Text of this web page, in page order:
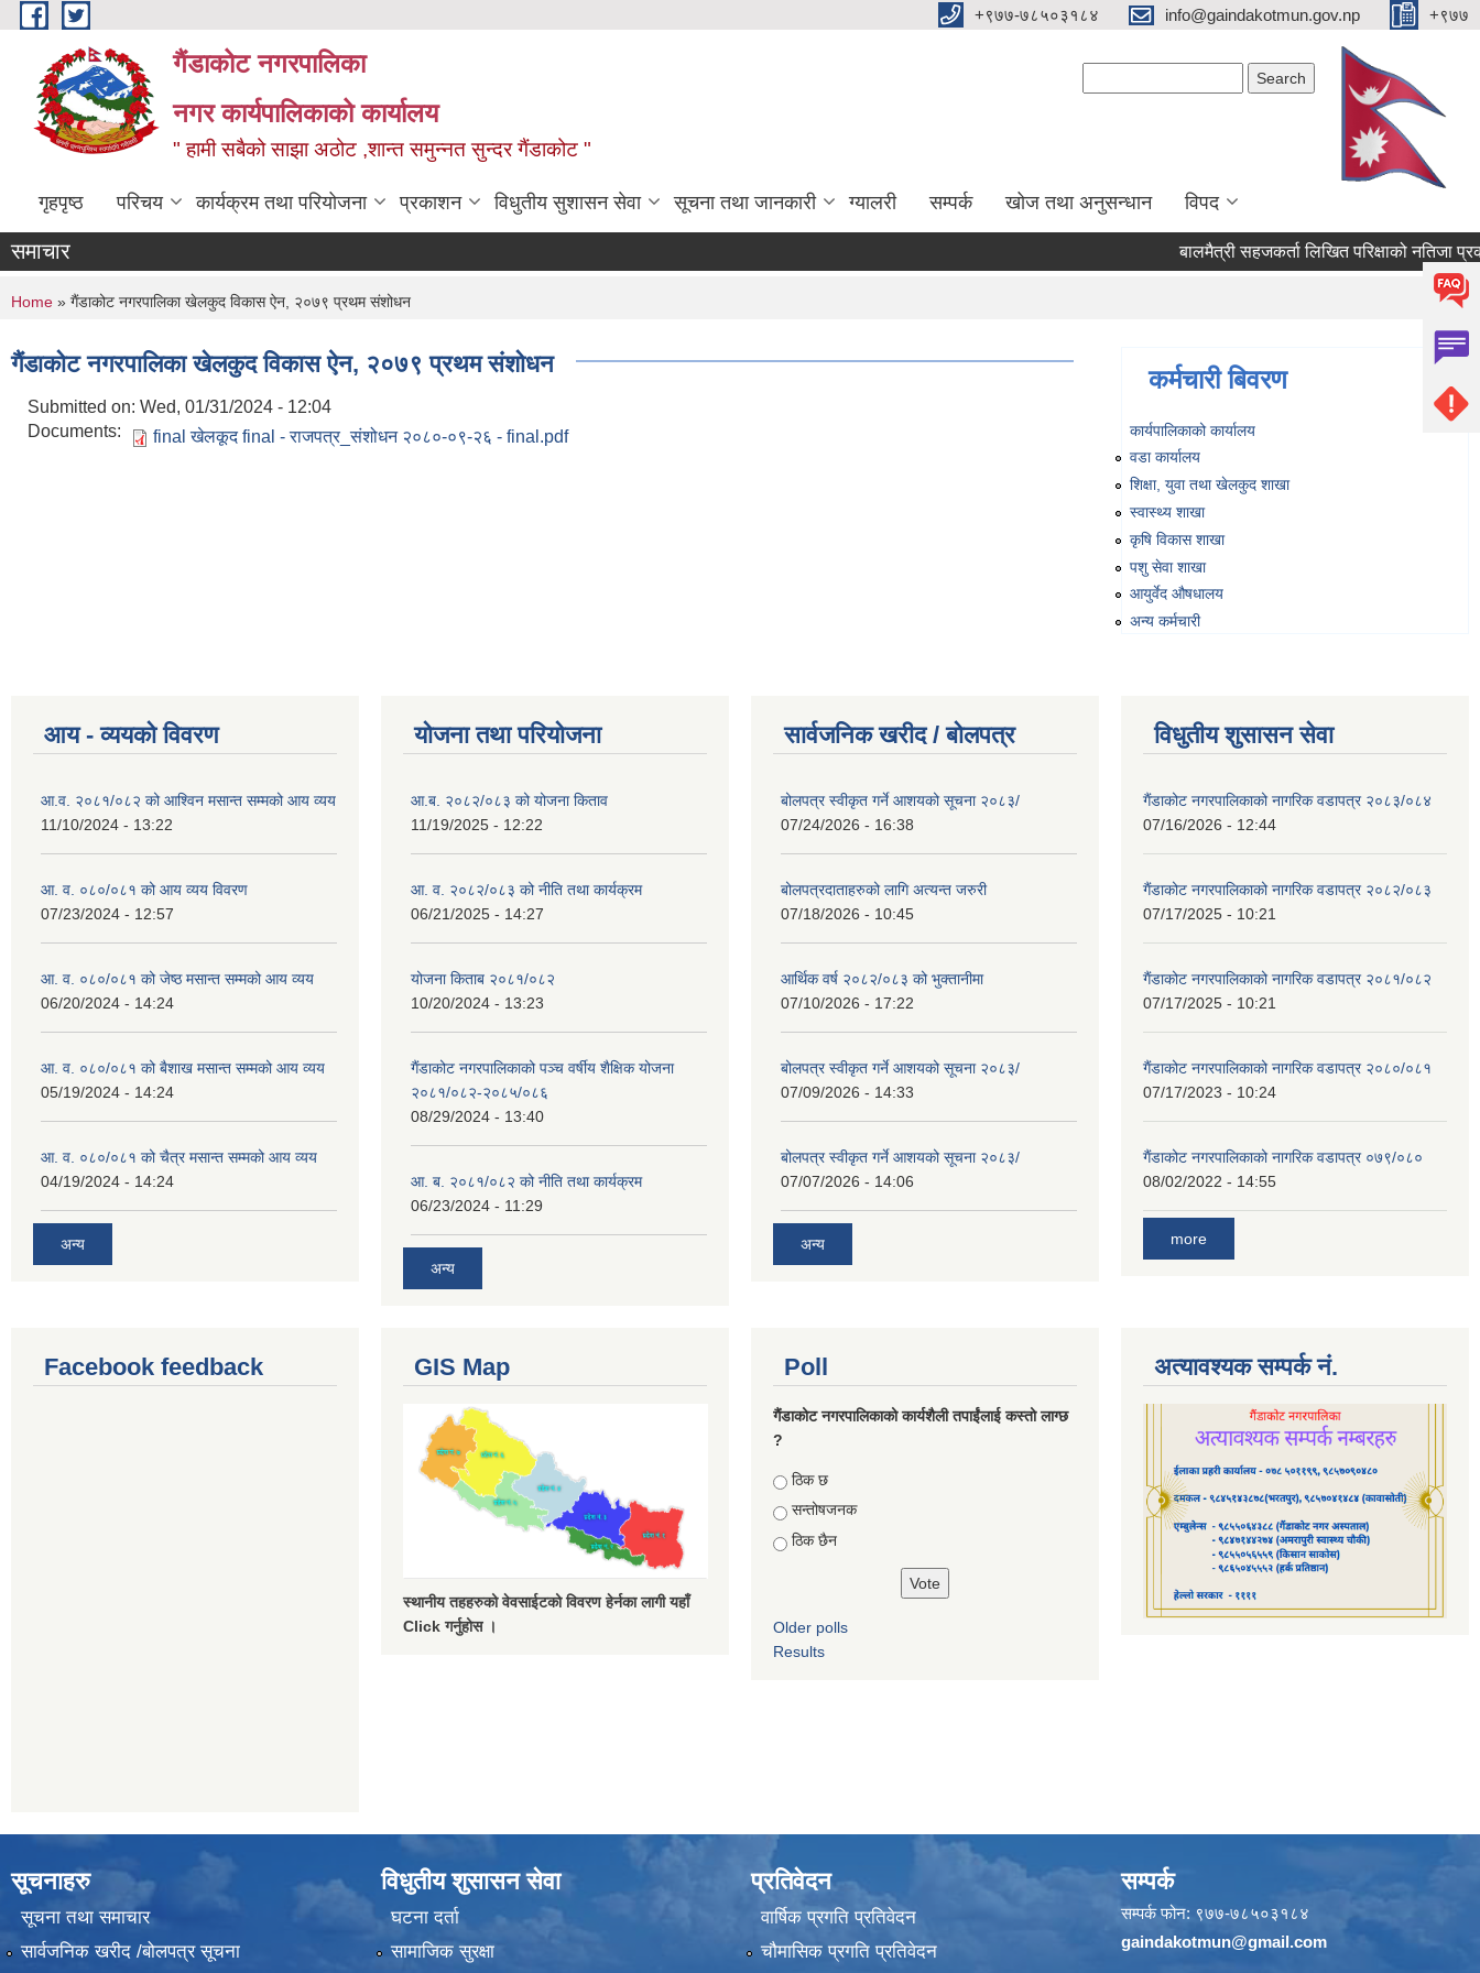
Skip to main content +९७७-७८५०३१८४ info@gaindakotmun.gov.np +९७७
गैंडाकोट नगरपालिका
नगर कार्यपालिकाको कार्यालय
" हामी सबैको साझा अठोट ,शान्त समुन्नत सुन्दर गैंडाकोट "
गृहपृष्ठ परिचय कार्यक्रम तथा परियोजना प्रकाशन विधुतीय सुशासन सेवा सूचना तथा जानकारी ग्यालरी सम्पर्क खोज तथा अनुसन्धान विपद
समाचार बालमैत्री सहजकर्ता लिखित परिक्षाको नतिजा
You are here
Home » गैंडाकोट नगरपालिका खेलकुद विकास ऐन, २०७९ प्रथम संशोधन
गैंडाकोट नगरपालिका खेलकुद विकास ऐन, २०७९ प्रथम संशोधन
Submitted on: Wed, 01/31/2024 - 12:04
Documents:
final खेलकूद final - राजपत्र_संशोधन २०८०-०९-२६ - final.pdf
कर्मचारी बिवरण
कार्यपालिकाको कार्यालय
वडा कार्यालय
शिक्षा, युवा तथा खेलकुद शाखा
स्वास्थ्य शाखा
कृषि विकास शाखा
पशु सेवा शाखा
आयुर्वेद औषधालय
अन्य कर्मचारी
आय - व्ययको विवरण
आ.व. २०८१/०८२ को आश्विन मसान्त सम्मको आय व्यय
11/10/2024 - 13:22
आ. व. ०८०/०८१ को आय व्यय विवरण
07/23/2024 - 12:57
आ. व. ०८०/०८१ को जेष्ठ मसान्त सम्मको आय व्यय
06/20/2024 - 14:24
आ. व. ०८०/०८१ को बैशाख मसान्त सम्मको आय व्यय
05/19/2024 - 14:24
आ. व. ०८०/०८१ को चैत्र मसान्त सम्मको आय व्यय
04/19/2024 - 14:24
अन्य
योजना तथा परियोजना
आ.ब. २०८२/०८३ को योजना किताव
11/19/2025 - 12:22
आ. व. २०८२/०८३ को नीति तथा कार्यक्रम
06/21/2025 - 14:27
योजना किताब २०८१/०८२
10/20/2024 - 13:23
गैंडाकोट नगरपालिकाको पञ्च वर्षीय शैक्षिक योजना
२०८१/०८२-२०८५/०८६
08/29/2024 - 13:40
आ. ब. २०८१/०८२ को नीति तथा कार्यक्रम
06/23/2024 - 11:29
अन्य
सार्वजनिक खरीद / बोलपत्र
बोलपत्र स्वीकृत गर्ने आशयको सूचना २०८३/
07/24/2026 - 16:38
बोलपत्रदाताहरुको लागि अत्यन्त जरुरी
07/18/2026 - 10:45
आर्थिक वर्ष २०८२/०८३ को भुक्तानीमा
07/10/2026 - 17:22
बोलपत्र स्वीकृत गर्ने आशयको सूचना २०८३/
07/09/2026 - 14:33
बोलपत्र स्वीकृत गर्ने आशयको सूचना २०८३/
07/07/2026 - 14:06
अन्य
विधुतीय शुसासन सेवा
गैंडाकोट नगरपालिकाको नागरिक वडापत्र २०८३/०८४
07/16/2026 - 12:44
गैंडाकोट नगरपालिकाको नागरिक वडापत्र २०८२/०८३
07/17/2025 - 10:21
गैंडाकोट नगरपालिकाको नागरिक वडापत्र २०८१/०८२
07/17/2025 - 10:21
गैंडाकोट नगरपालिकाको नागरिक वडापत्र २०८०/०८१
07/17/2023 - 10:24
गैंडाकोट नगरपालिकाको नागरिक वडापत्र ०७९/०८०
08/02/2022 - 14:55
more
Facebook feedback GIS Map
स्थानीय तहहरुको वेवसाईटको विवरण हेर्नका लागी यहाँ
Click गर्नुहोस ।
Poll
गैंडाकोट नगरपालिकाको कार्यशैली तपाईंलाई कस्तो लाग्छ
?
Choices
ठिक छ
सन्तोषजनक
ठिक छैन
Older polls
Results
अत्यावश्यक सम्पर्क नं.
सूचनाहरु
सूचना तथा समाचार
सार्वजनिक खरीद /बोलपत्र सूचना
विधुतीय शुसासन सेवा
घटना दर्ता
सामाजिक सुरक्षा
प्रतिवेदन
वार्षिक प्रगति प्रतिवेदन
चौमासिक प्रगति प्रतिवेदन
सम्पर्क
सम्पर्क फोन: ९७७-७८५०३१८४
gaindakotmun@gmail.com